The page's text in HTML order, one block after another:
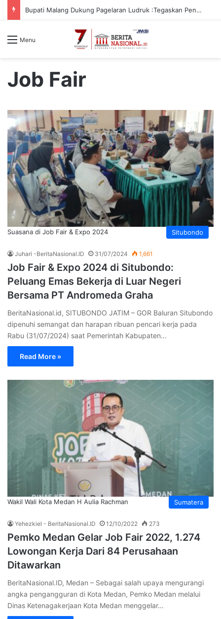
Bupati Malang Dukung Pagelaran Ludruk :Tegaskan Pentingnya Budaya Lokal
Menu
Job Fair
Situbondo
Suasana di Job Fair & Expo 2024
Juhari -BeritaNasional.ID 31/07/2024 1,661
Job Fair & Expo 2024 di Situbondo:
Peluang Emas Bekerja di Luar Negeri
Bersama PT Andromeda Graha
BeritaNasional.id, SITUBONDO JATIM – GOR Baluran Situbondo
dipenuhi semangat dan harapan ribuan pencari kerja pada
Rabu (31/07/2024) saat Pemerintah Kabupaten…
Read More »
Sumatera
Wakil Wali Kota Medan H Aulia Rachman
Yehezkiel - BeritaNasional.ID 12/10/2022 273
Pemko Medan Gelar Job Fair 2022, 1.274
Lowongan Kerja Dari 84 Perusahaan
Ditawarkan
BeritaNasional.ID, Medan – Sebagai salah upaya mengurangi
angka pengangguran di Kota Medan, Pemko Medan melalui
Dinas Ketenagakerjaan Kota Medan menggelar…